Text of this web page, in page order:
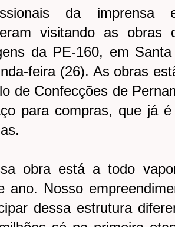
da imprensa
visitando as
da PE-160, em
feira (26). As obras
de Confecções de
para compras, que já
obra está a todo
ano. Nosso
dessa estrutura